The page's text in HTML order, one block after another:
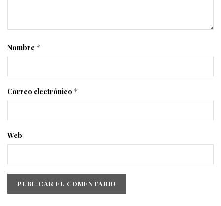
Nombre *
Correo electrónico *
Web